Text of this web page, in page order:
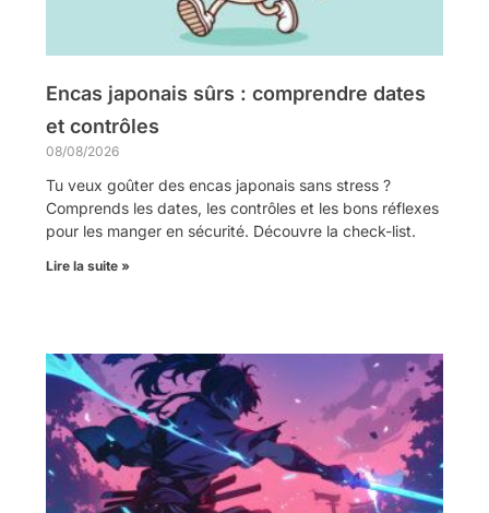
Encas japonais sûrs : comprendre dates
et contrôles
08/08/2026
Tu veux goûter des encas japonais sans stress ?
Comprends les dates, les contrôles et les bons réflexes
pour les manger en sécurité. Découvre la check-list.
Lire la suite »